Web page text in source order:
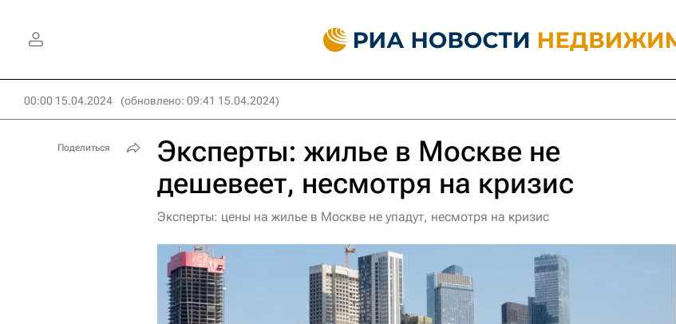
00:00 15.04.2024 (обновлено: 09:41 15.04.2024)
Эксперты: жилье в Москве не
дешевеет, несмотря на кризис
Эксперты: цены на жилье в Москве не упадут, несмотря на кризис
Поделиться